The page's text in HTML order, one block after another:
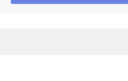
1、市场规模及数量
击败市场，被动投资方兴未艾的大